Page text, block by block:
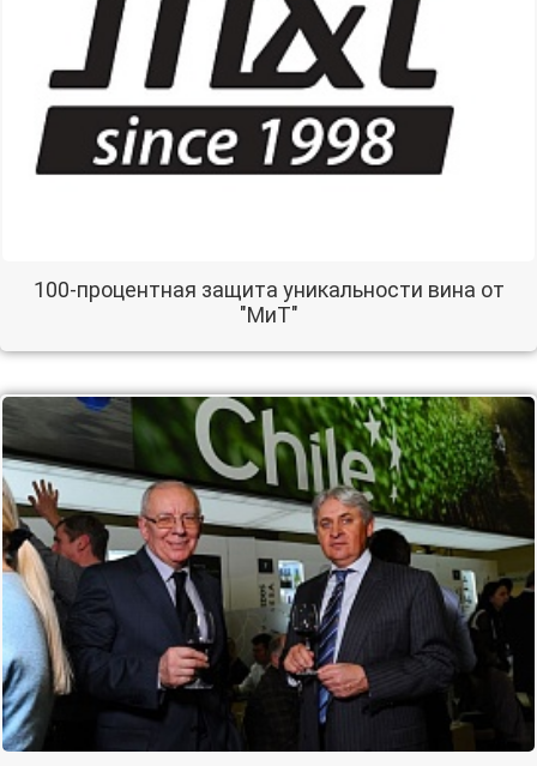
100-процентная защита уникальности вина от
"МиТ"